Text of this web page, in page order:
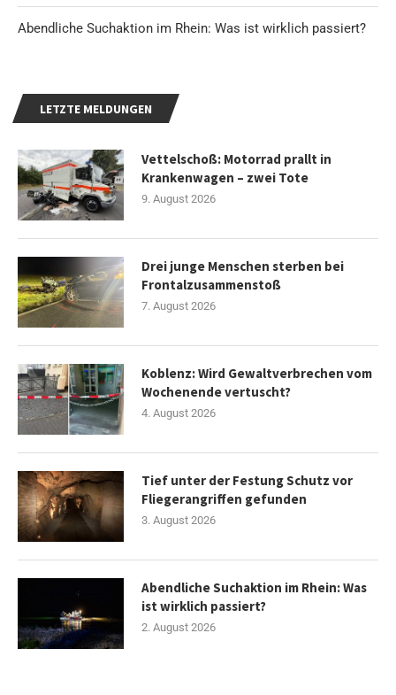
Abendliche Suchaktion im Rhein: Was ist wirklich passiert?
LETZTE MELDUNGEN
Vettelschoß: Motorrad prallt in
Krankenwagen – zwei Tote
9. August 2026
Drei junge Menschen sterben bei
Frontalzusammenstoß
7. August 2026
Koblenz: Wird Gewaltverbrechen vom
Wochenende vertuscht?
4. August 2026
Tief unter der Festung Schutz vor
Fliegerangriffen gefunden
3. August 2026
Abendliche Suchaktion im Rhein: Was
ist wirklich passiert?
2. August 2026